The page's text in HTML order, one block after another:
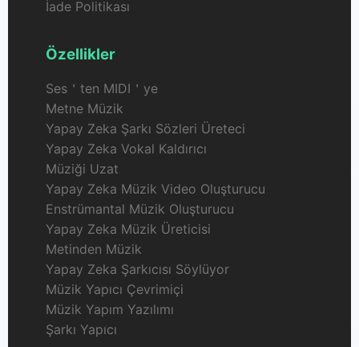
İade Politikası
Özellikler
Ses＇ten MIDI＇ye
Metne Müzik
Yapay Zeka Şarkı Sözleri Üreteci
Yapay Zeka Vokal Kaldırıcı
Müziği Uzat
Yapay Zeka Müzik Video Oluşturucu
Enstrümantal Müzik Oluşturucu
Yapay Zeka Müzik Üreticisi
Metinden Müzik
Yapay Zeka Şarkıcısı Söylüyor
Müzik Yapıcı Çevrimiçi
Müzik Yapım Yazılımı
Şarkı Yapıcı